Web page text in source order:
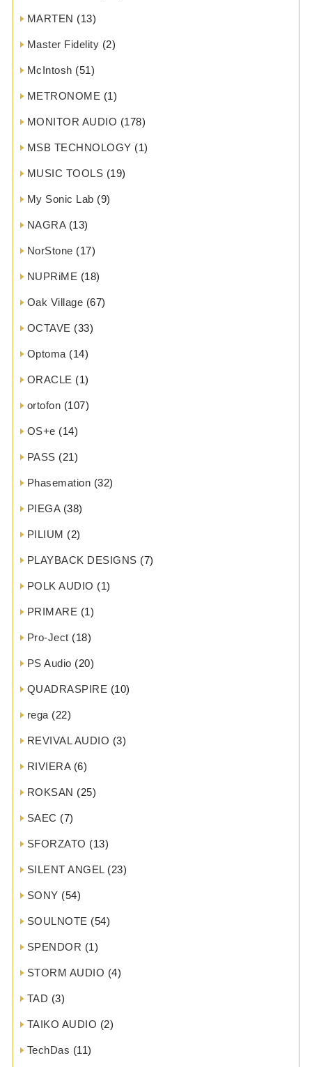
MARTEN (13)
Master Fidelity (2)
McIntosh (51)
METRONOME (1)
MONITOR AUDIO (178)
MSB TECHNOLOGY (1)
MUSIC TOOLS (19)
My Sonic Lab (9)
NAGRA(13)
NorStone (17)
NUPRiME (18)
Oak Village (67)
OCTAVE (33)
Optoma (14)
ORACLE (1)
ortofon (107)
OS+e (14)
PASS (21)
Phasemation (32)
PIEGA(38)
PILIUM (2)
PLAYBACK DESIGNS (7)
POLK AUDIO (1)
PRIMARE (1)
Pro-Ject (18)
PS Audio (20)
QUADRASPIRE (10)
rega (22)
REVIVAL AUDIO (3)
RIVIERA(6)
ROKSAN (25)
SAEC (7)
SFORZATO (13)
SILENT ANGEL(23)
SONY (54)
SOULNOTE (54)
SPENDOR (1)
STORM AUDIO (4)
TAD (3)
TAIKO AUDIO (2)
TechDas (11)